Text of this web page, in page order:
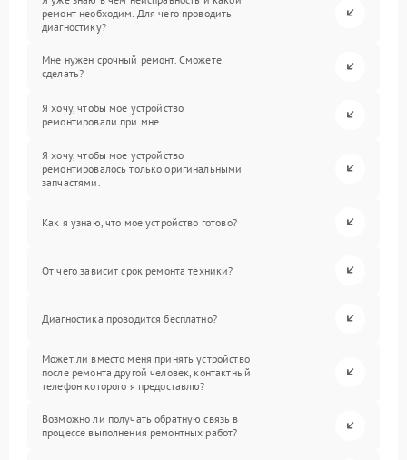
ремонт необходим. Для чего проводить
диагностику?
Мне нужен срочный ремонт. Сможете
сделать?
Я хочу, чтобы мое устройство
ремонтировали при мне.
Я хочу, чтобы мое устройство
ремонтировалось только оригинальными
запчастями.
Как я узнаю, что мое устройство готово?
От чего зависит срок ремонта техники?
Диагностика проводится бесплатно?
Может ли вместо меня принять устройство
после ремонта другой человек, контактный
телефон которого я предоставлю?
Возможно ли получать обратную связь в
процессе выполнения ремонтных работ?